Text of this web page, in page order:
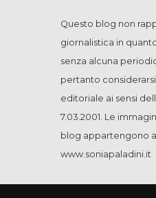
Questo blog non
giornalistica in
senza alcuna
pertanto
editoriale ai sensi
7.03.2001. Le
blog appartengono a
www.soniapaladini.it